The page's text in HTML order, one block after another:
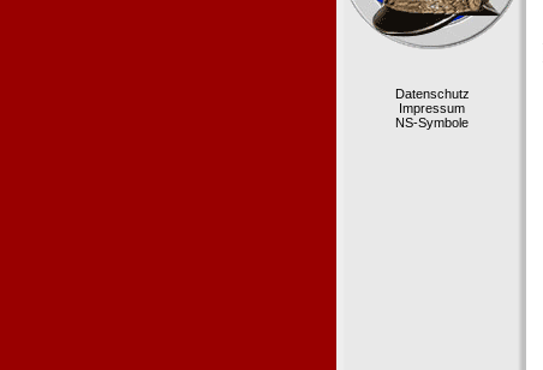
Datenschutz
Impressum
NS-Symbole